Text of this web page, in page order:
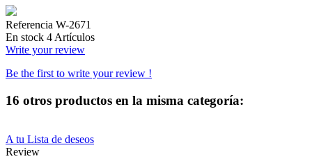
Referencia W-2671
En stock 4 Artículos
Write your review
Be the first to write your review !
16 otros productos en la misma categoría:
A tu Lista de deseos
Review